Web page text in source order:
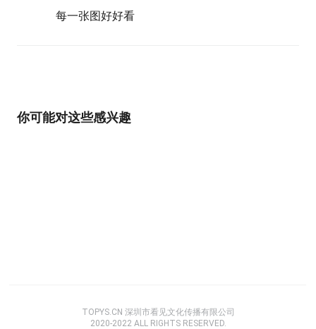
每一张图好好看
你可能对这些感兴趣
TOPYS.CN 深圳市看见文化传播有限公司
2020-2022 ALL RIGHTS RESERVED.